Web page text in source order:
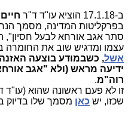
ב-17.1.18 הוציא עו"ד ד"ר
בפרקליטות המדינה, מסמך
סתר אגב אורחא לבעל
עצמו ומדגיש שוב את החומרה
אשל, כשבמודע בוצעה
ידיעה מראש (ולא "אגב
רוה"מ.
זו לא פעם ראשונה שהוא (עו"ד
שכזו, יש כאן מסמך שלו בדיוק בנושא